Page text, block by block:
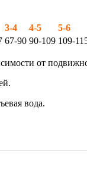
3-4 4-5
5-6
67-90 90-109 109-
от
вода.